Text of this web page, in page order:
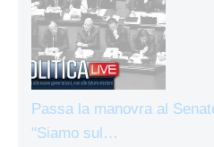
Passa la manovra al
"Siamo sul…